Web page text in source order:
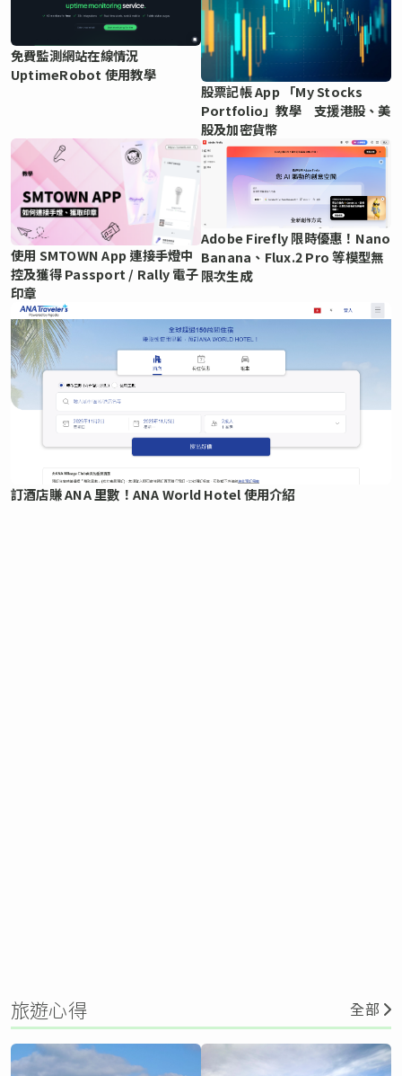
免費監測網站在線情況
UptimeRobot 使用教學
股票記帳 App 「My Stocks
Portfolio」教學 支援港股、美
股及加密貨幣
使用 SMTOWN App 連接手燈中
控及獲得 Passport / Rally 電子
印章
Adobe Firefly 限時優惠！Nano
Banana、Flux.2 Pro 等模型無
限次生成
訂酒店賺 ANA 里數！ANA World Hotel 使用介紹
旅遊心得 全部